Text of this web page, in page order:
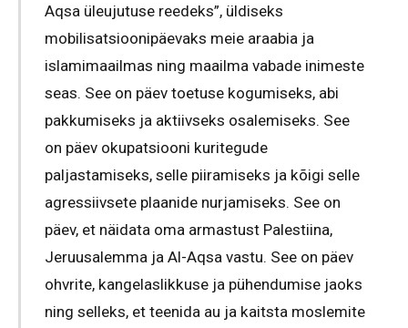
Aqsa üleujutuse reedeks”, üldiseks
mobilisatsioonipäevaks meie araabia ja
islamimaailmas ning maailma vabade inimeste
seas. See on päev toetuse kogumiseks, abi
pakkumiseks ja aktiivseks osalemiseks. See
on päev okupatsiooni kuritegude
paljastamiseks, selle piiramiseks ja kõigi selle
agressiivsete plaanide nurjamiseks. See on
päev, et näidata oma armastust Palestiina,
Jeruusalemma ja Al-Aqsa vastu. See on päev
ohvrite, kangelaslikkuse ja pühendumise jaoks
ning selleks, et teenida au ja kaitsta moslemite